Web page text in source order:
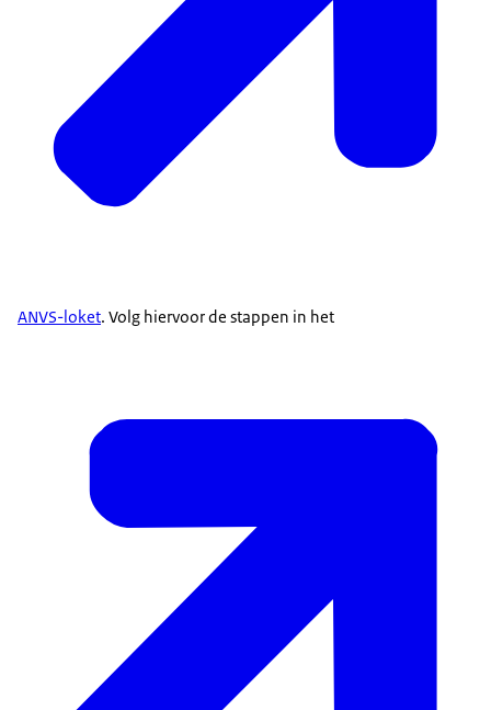
ANVS-loket. Volg hiervoor de stappen in het